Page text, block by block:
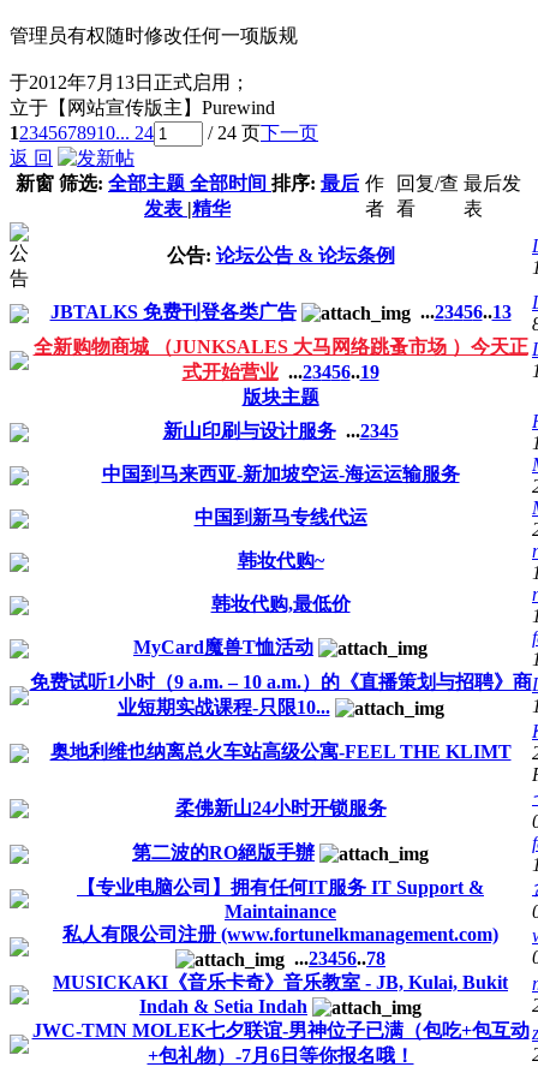
管理员有权随时修改任何一项版规
于2012年7月13日正式启用；
立于【网站宣传版主】Purewind
12345678910... 24 / 24 页下一页
返 回
新窗 筛选: 全部主题 全部时间 排序: 最后
发表 |精华
作
者
回复/查
看
最后发
表
公告: 论坛公告 & 论坛条例
JBTALKS 免费刊登各类广告 ...23456..13
全新购物商城 （JUNKSALES 大马网络跳蚤市场 ）今天正
式开始营业 ...23456..19
版块主题
新山印刷与设计服务 ...2345
中国到马来西亚-新加坡空运-海运运输服务
中国到新马专线代运
韩妆代购~
韩妆代购,最低价
MyCard魔兽T恤活动
免费试听1小时（9 a.m. – 10 a.m.）的《直播策划与招聘》商
业短期实战课程-只限10...
奥地利维也纳离总火车站高级公寓-FEEL THE KLIMT
柔佛新山24小时开锁服务
第二波的RO絕版手辦
【专业电脑公司】拥有任何IT服务 IT Support &
Maintainance
私人有限公司注册 (www.fortunelkmanagement.com)
...23456..78
MUSICKAKI《音乐卡奇》音乐教室 - JB, Kulai, Bukit
Indah & Setia Indah
JWC-TMN MOLEK七夕联谊-男神位子已满（包吃+包互动
+包礼物）-7月6日等你报名哦！